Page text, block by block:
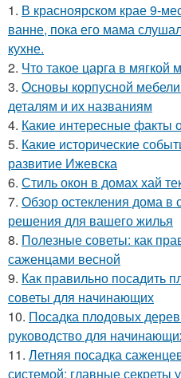
1. В красноярском крае 9-
ванне, пока его мама
кухне.
2. Что такое царга в мягкой
3. Основы корпусной
деталям и их названиям
4. Какие интересные факты
5. Какие исторические
развитие Ижевска
6. Стиль окон в домах хай
7. Обзор остекления дома в
решения для вашего жилья
8. Полезные советы: как
саженцами весной
9. Как правильно посадить
советы для начинающих
10. Посадка плодовых
руководство для
11. Летняя посадка
системой: главные секреты